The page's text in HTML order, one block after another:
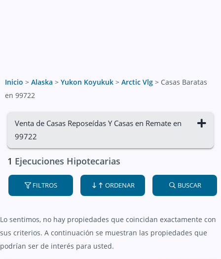
Inicio > Alaska > Yukon Koyukuk > Arctic Vlg > Casas Baratas
en 99722
Venta de Casas Reposeídas Y Casas en Remate en
99722
1 Ejecuciones Hipotecarias
FILTROS ORDENAR BUSCAR
Lo sentimos, no hay propiedades que coincidan exactamente con
sus criterios. A continuación se muestran las propiedades que
podrían ser de interés para usted.